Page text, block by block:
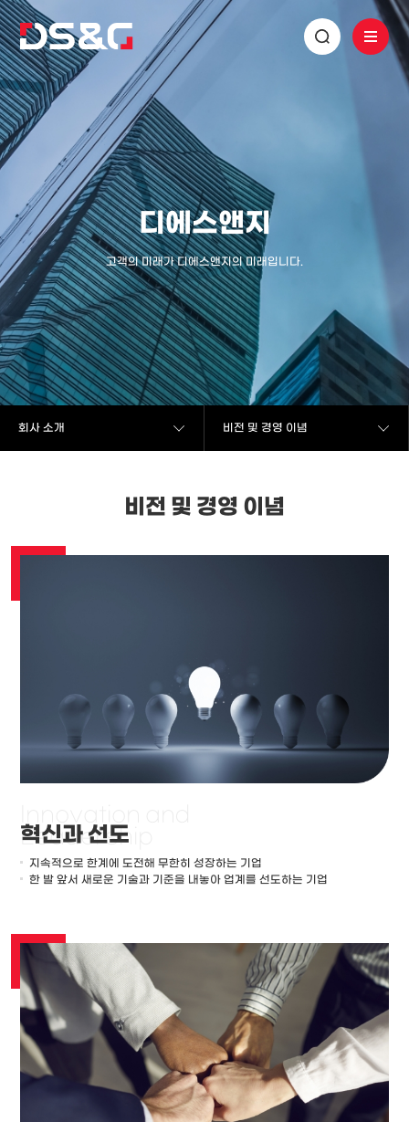
디에스앤지
고객의 미래가 디에스앤지의 미래입니다.
회사 소개 비전 및 경영 이념
비전 및 경영 이념
혁신과 선도
Leadership
지속적으로 한계에 도전해 무한히 성장하는 기업
한 발 앞서 새로운 기술과 기준을 내놓아 업계를 선도하는 기업